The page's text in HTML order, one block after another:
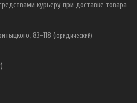
курьеру при доставке товара
83-118 (юридический)